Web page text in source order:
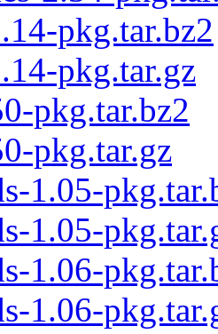
pkg.tar.bz2
pkg.tar.gz
pkg.tar.bz2
pkg.tar.gz
1.05-
1.05-
1.06-
1.06-